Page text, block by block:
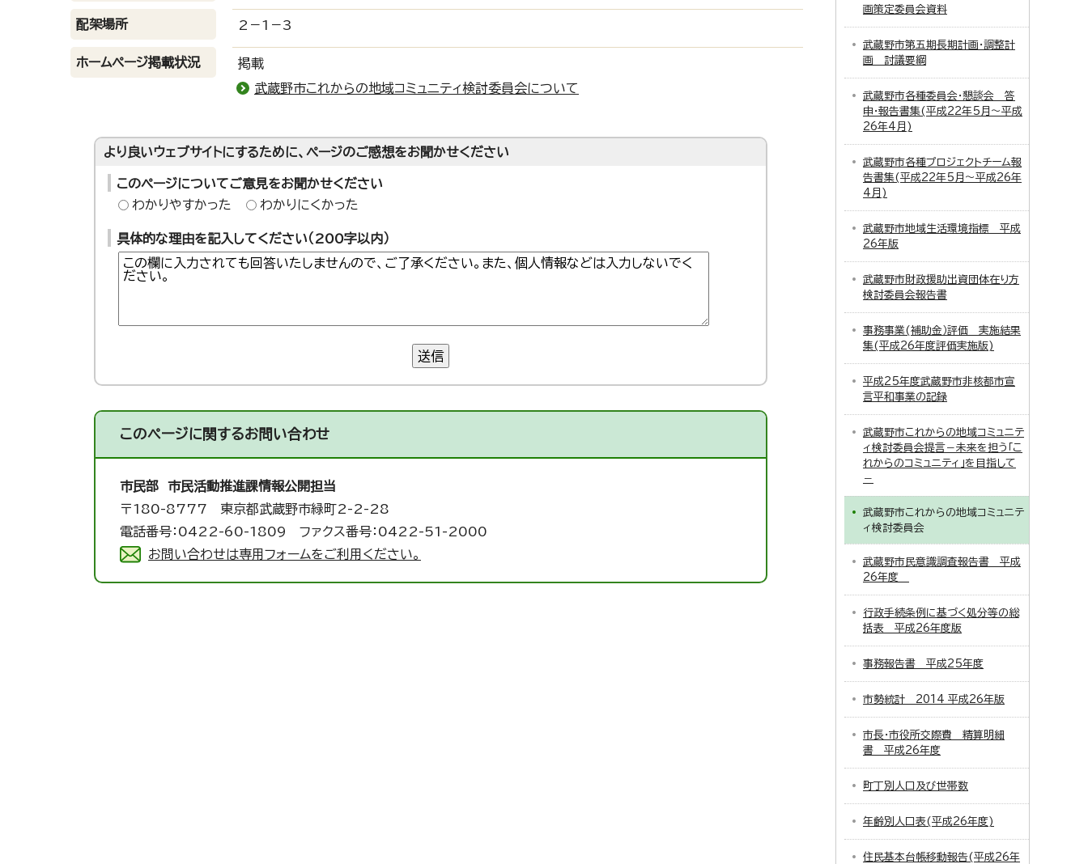
配架場所 2－1－3
ホームページ掲載状況
掲載
武蔵野市これからの地域コミュニティ検討委員会について
より良いウェブサイトにするために、ページのご感想をお聞かせください
このページについてご意見をお聞かせください
わかりやすかった
わかりにくかった
具体的な理由を記入してください（200字以内）
送信
このページに関するお問い合わせ
市民部 市民活動推進課情報公開担当
〒180-8777 東京都武蔵野市緑町2-2-28
電話番号：0422-60-1809 ファクス番号：0422-51-2000
お問い合わせは専用フォームをご利用ください。
画策定委員会資料
武蔵野市第五期長期計画・調整計
画 討議要綱
武蔵野市各種委員会・懇談会 答
申・報告書集(平成22年5月～平成
26年4月)
武蔵野市各種プロジェクトチーム報
告書集(平成22年5月～平成26年
4月)
武蔵野市地域生活環境指標 平成
26年版
武蔵野市財政援助出資団体在り方
検討委員会報告書
事務事業(補助金）評価 実施結果
集(平成26年度評価実施版)
平成25年度武蔵野市非核都市宣
言平和事業の記録
武蔵野市これからの地域コミュニテ
ィ検討委員会提言－未来を担う「こ
れからのコミュニティ」を目指して
－
武蔵野市これからの地域コミュニテ
ィ検討委員会
武蔵野市民意識調査報告書 平成
26年度
行政手続条例に基づく処分等の総
括表 平成26年度版
事務報告書 平成25年度
市勢統計 2014 平成26年版
市長・市役所交際費 精算明細
書 平成26年度
町丁別人口及び世帯数
年齢別人口表(平成26年度)
住民基本台帳移動報告(平成26年